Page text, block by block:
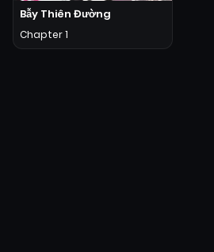
Bẫy Thiên Đường
Chapter 1